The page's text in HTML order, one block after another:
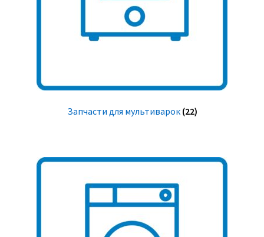
Запчасти для мультиварок (22)